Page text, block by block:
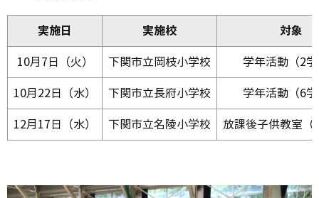
実施日 実施校 対象
10月7日（火） 下関市立岡枝小学校 学年活動（2
10月22日（水） 下関市立長府小学校 学年活動（6
12月17日（水） 下関市立名陵小学校 放課後子供教室（